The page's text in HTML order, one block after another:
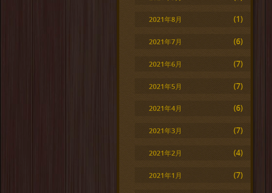
2021年8月 (1)
2021年7月 (6)
2021年6月 (7)
2021年5月 (7)
2021年4月 (6)
2021年3月 (7)
2021年2月 (4)
2021年1月 (7)